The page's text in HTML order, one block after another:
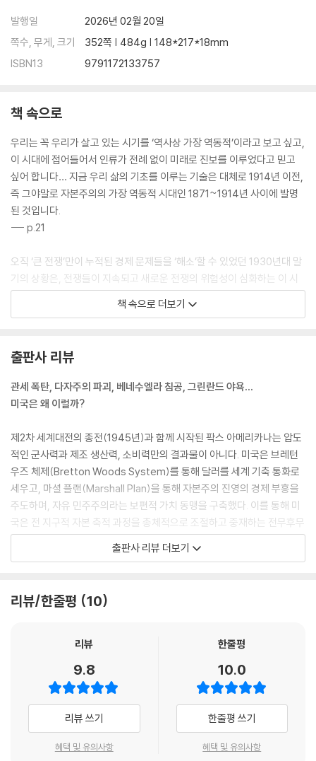
발행일
2026년 02월 20일
쪽수, 무게, 크기
352쪽 | 484g | 148*217*18mm
ISBN13
9791172133757
책 속으로
우리는 꼭 우리가 살고 있는 시기를 ‘역사상 가장 역동적’이라고 보고 싶고,
이 시대에 접어들어서 인류가 전례 없이 미래로 진보를 이루었다고 믿고
싶어 합니다… 지금 우리 삶의 기초를 이루는 기술은 대체로 1914년 이전,
즉 그야말로 자본주의의 가장 역동적 시대인 1871~1914년 사이에 발명
된 것입니다.
--- p.21
오직 ‘큰 전쟁’만이 누적된 경제 문제들을 ‘해소’할 수 있었던 1930년대 말
기의 상황은, 전쟁들이 지속되고 새로운 전쟁의 위험성이 심화하는 이 시
대의 상황을 이해하는 데 중요한 참고가 될 수 있다고 봅니다. 1930년대
말기의 인류는 제2차 세계대전과 홀로코스트를 예방하지 못했습니다.
미국의 제조업 장악 시대는 이미 지나가서 다시 돌아올 것 같지 않습니다.
한데 1945~1955년은 바로 미국 제조업의 둘도 없는 최고의 호황기이며
세계 장악의 시기였습니다... 미국의 제조업을 이와 같은 글로벌 위치에 올
--- p.74
1970년대 초반 미국의 위기는 국내 경제적, 지경학적, 지정학적인 3중의
위기였습니다… 일단 제국의 일정한 후퇴 및 긴축 정책(retrenchment p
olicy)이 요구되는 국면이었습니다. 사실 오늘날 미 제국의 상황 거의 그대
로입니다… 후퇴·긴축 정책의 골간은 세계 각처 전략 자산들의 처분이었습
니다.
스트 옐친이 “러시아 제일주의”를 외쳤듯이, 포퓰리스트 트럼프는 “미국
2025년부터 보는 미국 정치의 장면들은, 제 머릿속에서 1985~1991년
소련에서 이미 본 장면들과 그대로 겹칩니다. 물론 역사는 그대로 반복되
지 않습니다. 그런데 구조적으로 소련을 결국 안락사시킨 미하일 고르바초
프(Mikhail Gorbachev, 1931~2022)의 ‘소련 사회주의를 다시 위대하
게!’와 트럼프의 MAGA(Make America Great Again의 약칭)는 어떤
책 속으로 더보기
출판사 리뷰
관세 폭탄, 다자주의 파괴, 베네수엘라 침공, 그린란드 야욕…
미국은 왜 이럴까?
제2차 세계대전의 종전(1945년)과 함께 시작된 팍스 아메리카나는 압도
적인 군사력과 제조 생산력, 소비력만의 결과물이 아니다. 미국은 브레턴
우즈 체제(Bretton Woods System)를 통해 달러를 세계 기축 통화로
세우고, 마셜 플랜(Marshall Plan)을 통해 자본주의 진영의 경제 부흥을
주도하며, 자유 민주주의라는 보편적 가치 동맹을 구축했다. 이를 통해 미
국은 전 지구적 자본 축적 과정을 총체적으로 조절하고 중재하는 전무후무
한 지위를 누렸다. 전 세계가 미국의 금융 시스템에 의존하고, 미국의 소비
시장에 상품을 팔며, 미국의 군사적 보호 아래 안보를 의탁하는 거대한 순
그러나 이 견고해 보이던 패권은 1970년대부터 서서히 균열이 가기 시작
의 실물경제를 지탱하던 제조업의 쇠락과 트럼프의 콘크리트 지지층인 ‘러
심한 빈부 격차와 중산층의 붕괴를 초래했고, 제국을 유지하기 위한 천문
학적인 비용 부담은 내부의 불만을 증폭시켰다. 여기에 2008년의 세계 공
황, 2010년대 초반 실물경제 초강대국으로 중국의 부상, 이라크·아프가니
스탄에서 미국의 패배, 트럼프형 신보호주의의 등장, 2022년 러시아의 우
크라이나 침공 등이 맞물리며 미국의 일극 체제는 종말을 고하게 되었다.
출판사 리뷰 더보기
리뷰/한줄평 10
리뷰
9.8
리뷰 쓰기
혜택 및 유의사항
한줄평
10.0
한줄평 쓰기
혜택 및 유의사항